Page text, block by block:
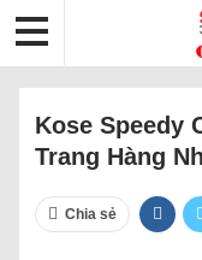
Kose Speedy
Trang Hàng
Chia sẻ